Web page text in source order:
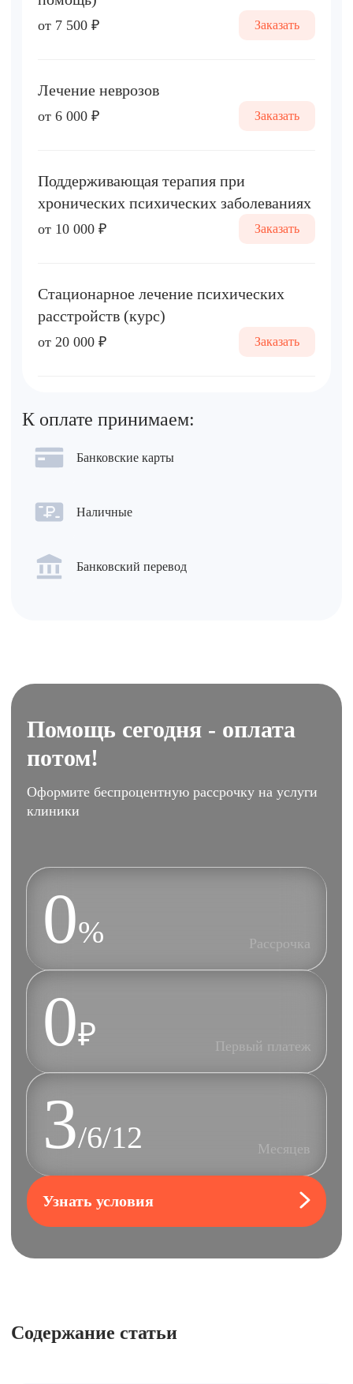
от 7 500 ₽ Заказать
Лечение неврозов
от 6 000 ₽ Заказать
Поддерживающая терапия при
хронических психических заболеваниях
от 10 000 ₽ Заказать
Стационарное лечение психических
расстройств (курс)
от 20 000 ₽ Заказать
К оплате принимаем:
Банковские карты
Наличные
Банковский перевод
Помощь сегодня - оплата
потом!
Оформите беспроцентную рассрочку на услуги
клиники
0% Рассрочка
0₽ Первый платеж
3/6/12 Месяцев
Узнать условия
Содержание статьи